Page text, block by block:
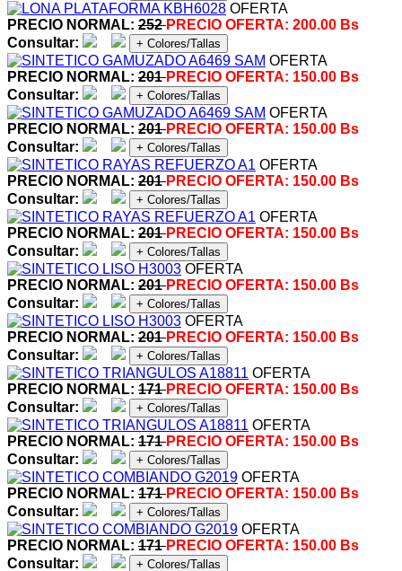
OFERTA
PRECIO NORMAL: 252PRECIO OFERTA: 200.00 Bs
Consultar:
+ Colores/Tallas
OFERTA
PRECIO NORMAL: 201PRECIO OFERTA: 150.00 Bs
Consultar:
+ Colores/Tallas
OFERTA
PRECIO NORMAL: 201PRECIO OFERTA: 150.00 Bs
Consultar:
+ Colores/Tallas
OFERTA
PRECIO NORMAL: 201PRECIO OFERTA: 150.00 Bs
Consultar:
+ Colores/Tallas
OFERTA
PRECIO NORMAL: 201PRECIO OFERTA: 150.00 Bs
Consultar:
+ Colores/Tallas
OFERTA
PRECIO NORMAL: 201PRECIO OFERTA: 150.00 Bs
Consultar:
+ Colores/Tallas
OFERTA
PRECIO NORMAL: 201PRECIO OFERTA: 150.00 Bs
Consultar:
+ Colores/Tallas
OFERTA
PRECIO NORMAL: 171PRECIO OFERTA: 150.00 Bs
Consultar:
+ Colores/Tallas
OFERTA
PRECIO NORMAL: 171PRECIO OFERTA: 150.00 Bs
Consultar:
+ Colores/Tallas
OFERTA
PRECIO NORMAL: 171PRECIO OFERTA: 150.00 Bs
Consultar:
+ Colores/Tallas
OFERTA
PRECIO NORMAL: 171PRECIO OFERTA: 150.00 Bs
Consultar:
+ Colores/Tallas